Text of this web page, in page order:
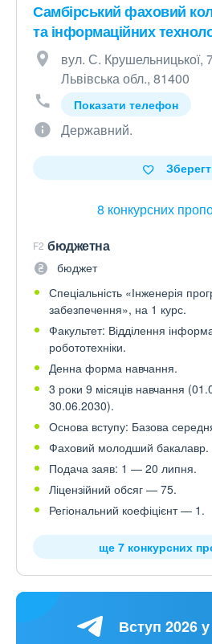
Самбірський фаховий
та інформаційних
вул. С. Крушельницької,
Львівська обл., 81400
Показати телефон
Державний.
8 конкурсних
F2 бюджетна
бюджет
Спеціальність «Інженерія
забезпечення», на 1 курс.
Факультет: Відділення
робототехніки.
Денна форма навчання.
3 роки 9 місяців навчання
30.06.2030).
Основа вступу: Базова
Фаховий молодший бакалавр.
Подача заяв: 1 — 20 липня.
Ліцензійний обсяг — 75.
Регіональний коефіцієнт — 1.
ще 7 конкурсних
Вступ 2026